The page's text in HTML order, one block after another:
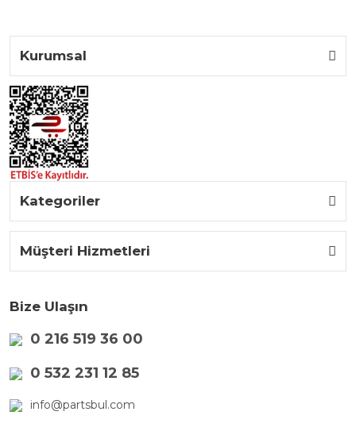
Kurumsal
Kategoriler
Müşteri Hizmetleri
Bize Ulaşın
0 216 519 36 00
0 532 231 12 85
info@partsbul.com